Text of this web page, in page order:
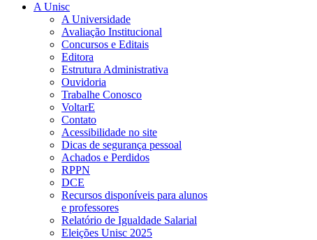
A Unisc
A Universidade
Avaliação Institucional
Concursos e Editais
Editora
Estrutura Administrativa
Ouvidoria
Trabalhe Conosco
VoltarE
Contato
Acessibilidade no site
Dicas de segurança pessoal
Achados e Perdidos
RPPN
DCE
Recursos disponíveis para alunos
e professores
Relatório de Igualdade Salarial
Eleições Unisc 2025